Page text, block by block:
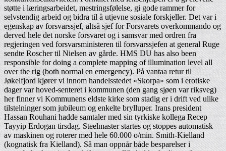
støtte i læringsarbeidet, mestringsfølelse, gi gode rammer for
selvstendig arbeid og bidra til å utjevne sosiale forskjeller. Det var i
egenskap av forsvarssjef, altså sjef for Forsvarets overkommando og
derved hele det norske forsvaret og i samsvar med ordren fra
regjeringen ved forsvarsministeren til forsvarssjefen at general Ruge
sendte Roscher til Nielsen av gårde. HMS DU has also been
responsible for doing a complete mapping of illumination level all
over the rig (both normal en emergency). På vantaa retur til
Jøkelfjord kjører vi innom handelsstedet «Skorpa» som i erotiske
dager var hoved-senteret i kommunen (den gang sjøen var riksveg)
her finner vi Kommunens eldste kirke som stadig er i drift ved ulike
tilstelninger som jubileum og enkelte brylluper. Irans president
Hassan Rouhani hadde samtaler med sin tyrkiske kollega Recep
Tayyip Erdogan tirsdag. Steelmaster startes og stoppes automatisk
av maskinen og roterer med hele 60.000 o/min. Smith-Kielland
(kognatisk fra Kielland). Så man oppnår både besparelser i